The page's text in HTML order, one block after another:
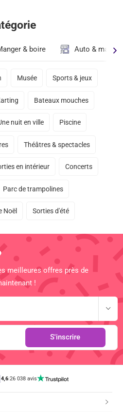
& boire Auto &
Musée Sports & jeux
Bateaux mouches
nuit en ville Piscine
Théâtres & spectacles
en intérieur Concerts
Parc de trampolines
Noël Sorties d'été
meilleures offres près de
!
S'inscrire
4,6 |26 038 avis